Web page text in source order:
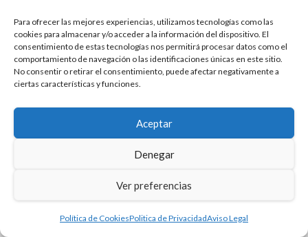
Para ofrecer las mejores experiencias, utilizamos tecnologías como las
cookies para almacenar y/o acceder a la información del dispositivo. El
consentimiento de estas tecnologías nos permitirá procesar datos como el
comportamiento de navegación o las identificaciones únicas en este sitio.
No consentir o retirar el consentimiento, puede afectar negativamente a
ciertas características y funciones.
Aceptar
Denegar
Ver preferencias
Política de CookiesPolitica de PrivacidadAviso Legal
tu agencia de confianza en Madrid. Ubicada en el
corazón de la ciudad, en la Av. de Concha Espina, 8, en el
distrito de Chamartín, esta agencia ofrece una amplia
variedad de opciones para que puedas encontrar el
crucero perfecto para ti.
Con una valoración de 4.9 estrellas, los clientes de
BCRUISES MAD han quedado satisfechos con la
atención personalizada y el asesoramiento experto que
profesionales que conocen a fondo el mercado de